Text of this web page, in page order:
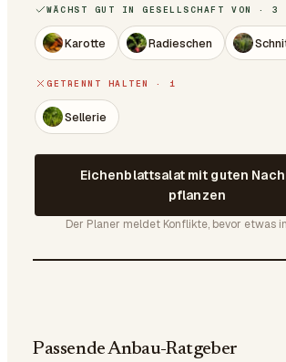
WÄCHST GUT IN GESELLSCHAFT VON · 3
Karotte Radieschen
GETRENNT HALTEN · 1
Sellerie
Eichenblattsalat mit guten
pflanzen
Der Planer meldet Konflikte, bevor etwas
Passende Anbau-Ratgeber